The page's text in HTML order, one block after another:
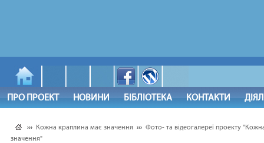
ПРО ПРОЕКТ НОВИНИ БІБЛІОТЕКА КОНТАКТИ
››› Кожна краплина має значення ››› Фото- та відеогалереї проекту
значення"